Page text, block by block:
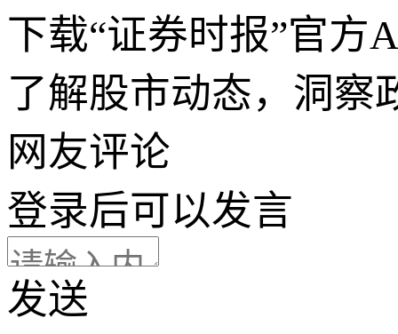
下载“证券时报”官方
了解股市动态，洞察
网友评论
登录后可以发言
发送